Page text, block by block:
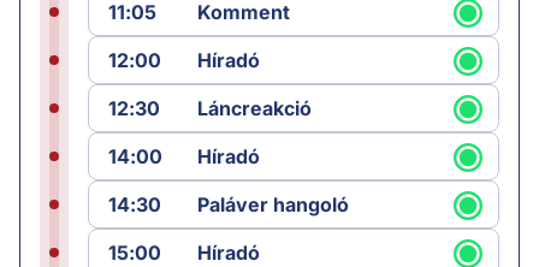
11:05
Komment
12:00
Híradó
12:30
Láncreakció
14:00
Híradó
14:30
Paláver hangoló
15:00
Híradó